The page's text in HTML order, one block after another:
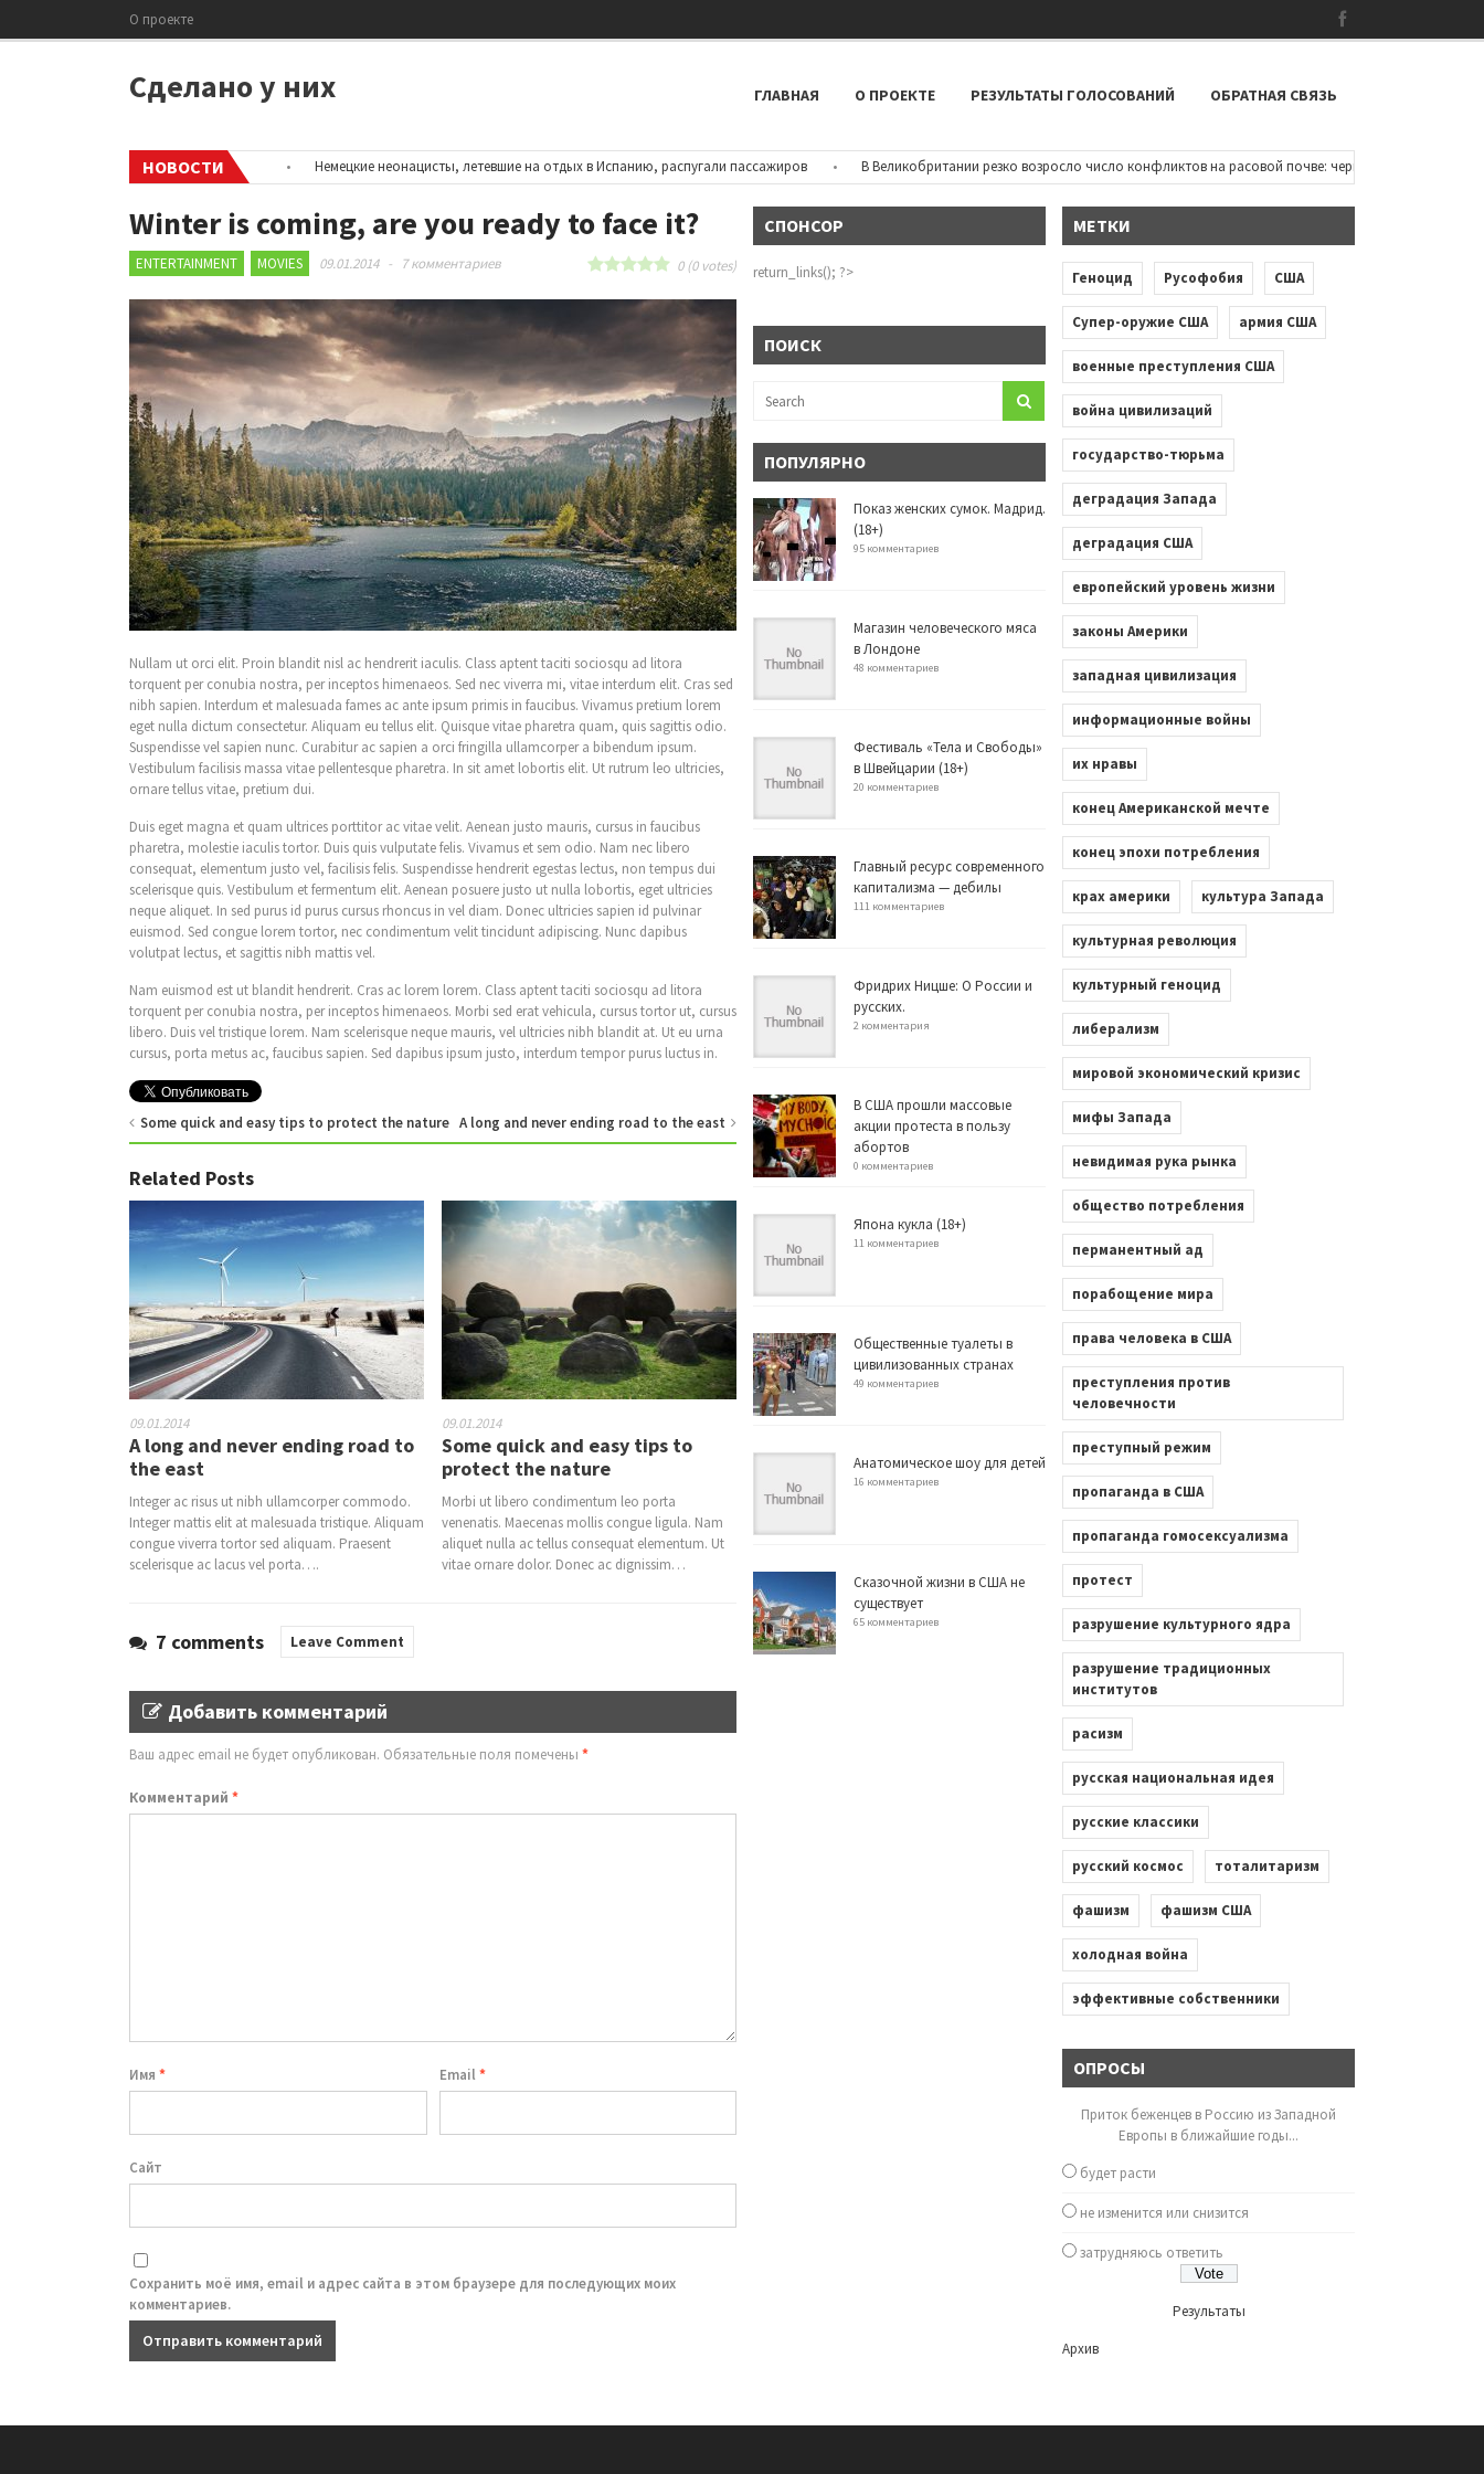
О проекте
Сделано у них ГЛАВНАЯ О ПРОЕКТЕ РЕЗУЛЬТАТЫ ГОЛОСОВАНИЙ ОБРАТНАЯ СВЯЗЬ
НОВОСТИ
об аккаунтах в соцсетях Немецкие неонацисты, летевшие на отдых в Испанию, распугали пассажиров • В Великобритании резко возросло число конфликтов на расовой почве: чернокожие дети пытаются
Winter is coming, are you ready to face it?
ENTERTAINMENT MOVIES 09.01.2014 - 7 комментариев 0(0votes)
Nullam ut orci elit. Proin blandit nisl ac hendrerit iaculis. Class aptent taciti sociosqu ad litora
torquent per conubia nostra, per inceptos himenaeos. Sed nec viverra mi, vitae interdum elit. Cras sed
nibh sapien. Interdum et malesuada fames ac ante ipsum primis in faucibus. Vivamus pretium lorem
eget nulla dictum consectetur. Aliquam eu tellus elit. Quisque vitae pharetra quam, quis sagittis odio.
Suspendisse vel sapien nunc. Curabitur ac sapien a orci fringilla ullamcorper a bibendum ipsum.
Vestibulum facilisis massa vitae pellentesque pharetra. In sit amet lobortis elit. Ut rutrum leo ultricies,
ornare tellus vitae, pretium dui.
Duis eget magna et quam ultrices porttitor ac vitae velit. Aenean justo mauris, cursus in faucibus
pharetra, molestie iaculis tortor. Duis quis vulputate felis. Vivamus et sem odio. Nam nec libero
consequat, elementum justo vel, facilisis felis. Suspendisse hendrerit egestas lectus, non tempus dui
scelerisque quis. Vestibulum et fermentum elit. Aenean posuere justo ut nulla lobortis, eget ultricies
neque aliquet. In sed purus id purus cursus rhoncus in vel diam. Donec ultricies sapien id pulvinar
euismod. Sed congue lorem tortor, nec condimentum velit tincidunt adipiscing. Nunc dapibus
volutpat lectus, et sagittis nibh mattis vel.
Nam euismod est ut blandit hendrerit. Cras ac lorem lorem. Class aptent taciti sociosqu ad litora
torquent per conubia nostra, per inceptos himenaeos. Morbi sed erat vehicula, cursus tortor ut, cursus
libero. Duis vel tristique lorem. Nam scelerisque neque mauris, vel ultricies nibh blandit at. Ut eu urna
cursus, porta metus ac, faucibus sapien. Sed dapibus ipsum justo, interdum tempor purus luctus in.
Some quick and easy tips to protect the nature A long and never ending road to the east
Related Posts
09.01.2014
A long and never ending road to
the east
Integer ac risus ut nibh ullamcorper commodo.
Integer mattis elit at malesuada tristique. Aliquam
congue viverra tortor sed aliquam. Praesent
scelerisque ac lacus vel porta….
09.01.2014
Some quick and easy tips to
protect the nature
Morbi ut libero condimentum leo porta
venenatis. Maecenas mollis congue ligula. Nam
aliquet nulla ac tellus consequat elementum. Ut
vitae ornare dolor. Donec ac dignissim…
7 comments Leave Comment
Добавить комментарий
Ваш адрес email не будет опубликован. Обязательные поля помечены *
Комментарий *
Имя * Email*
Сайт
Сохранить моё имя, email и адрес сайта в этом браузере для последующих моих
комментариев.
СПОНСОР
return_links(); ?>
ПОИСК
ПОПУЛЯРНО
Показ женских сумок. Мадрид.
(18+)
95 комментариев
Магазин человеческого мяса
в Лондоне
48 комментариев
Фестиваль «Тела и Свободы»
в Швейцарии (18+)
20 комментариев
Главный ресурс современного
капитализма — дебилы
111 комментариев
Фридрих Ницше: О России и
русских.
2 комментария
В США прошли массовые
акции протеста в пользу
абортов
0 комментариев
Япона кукла (18+)
11 комментариев
Общественные туалеты в
цивилизованных странах
49 комментариев
Анатомическое шоу для детей
16 комментариев
Сказочной жизни в США не
существует
65 комментариев
МЕТКИ
Геноцид Русофобия США
Супер-оружие США армия США
военные преступления США
война цивилизаций
государство-тюрьма
деградация Запада
деградация США
европейский уровень жизни
законы Америки
западная цивилизация
информационные войны
их нравы
конец Американской мечте
конец эпохи потребления
крах америки культура Запада
культурная революция
культурный геноцид
либерализм
мировой экономический кризис
мифы Запада
невидимая рука рынка
общество потребления
перманентный ад
порабощение мира
права человека в США
преступления против
человечности
преступный режим
пропаганда в США
пропаганда гомосексуализма
протест
разрушение культурного ядра
разрушение традиционных
институтов
расизм
русская национальная идея
русские классики
русский космос тоталитаризм
фашизм фашизм США
холодная война
эффективные собственники
ОПРОСЫ
Приток беженцев в Россию из Западной
Европы в ближайшие годы...
будет расти
не изменится или снизится
затрудняюсь ответить
Результаты
Архив